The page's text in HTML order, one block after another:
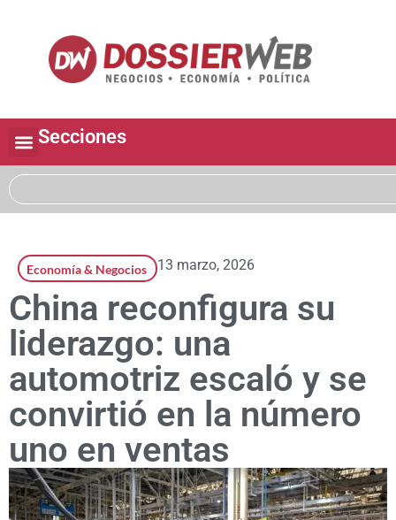
Secciones
Economía & Negocios 13 marzo, 2026
China reconfigura su
liderazgo: una
automotriz escaló y se
convirtió en la número
uno en ventas